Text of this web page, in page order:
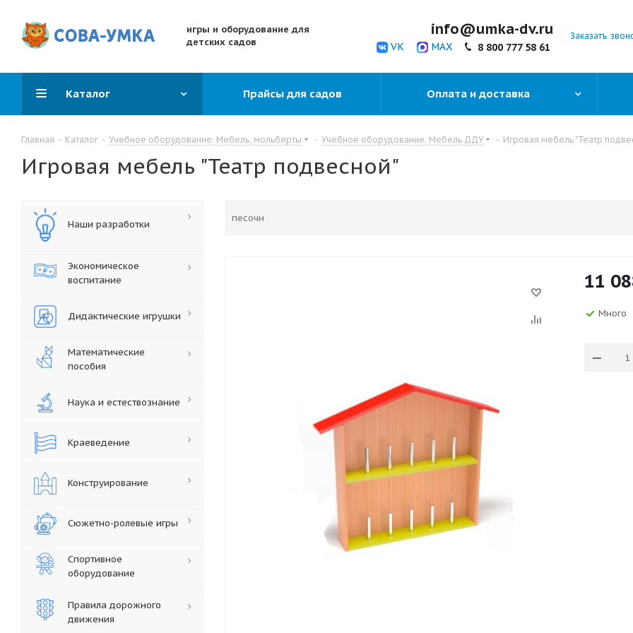
игры и оборудование для
детских садов
VK MAX
info@umka-dv.ru
8 800 777 58 61
Заказать
Каталог Прайсы для садов Оплата и доставка
Главная - Каталог - Учебное оборудование: Мебель, мольберты - Учебное оборудование: Мебель ДДУ - Игровая мебель "Театр
Игровая мебель "Театр подвесной"
11
Много
Наши разработки
Экономическое
воспитание
Дидактические игрушки
Математические
пособия
Наука и естествознание
Краеведение
Конструирование
Сюжетно-ролевые игры
Спортивное
оборудование
Правила дорожного
движения